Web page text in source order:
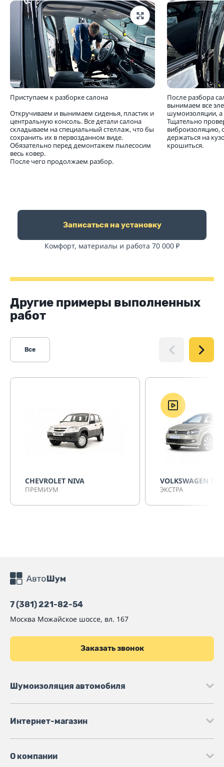
Приступаем к разборке салона
Откручиваем и вынимаем сиденья, пластик и
центральную консоль. Все детали салона
складываем на специальный стеллаж, что бы
сохранить их в первозданном виде.
Обязательно перед демонтажем пылесосим
весь ковер.
После чего продолжаем разбор.
После разбора
вынимаем все
шумоизоляции, а
Тщательно
виброизоляцию,
держаться на
крошиться.
Записаться на установку
Комфорт, материалы и работа 70 000 ₽
Другие примеры выполненных
работ
Все
CHEVROLET NIVA
ПРЕМИУМ
VOLKSWAGEN
ЭКСТРА
7 (381) 221-82-54
Москва Можайское шоссе, вл. 167
Заказать звонок
Шумоизоляция автомобиля
Интернет-магазин
О компании